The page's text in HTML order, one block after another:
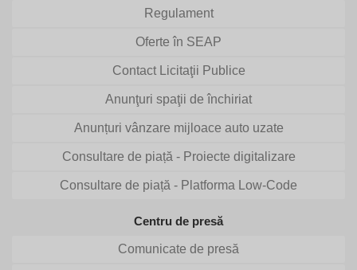
Regulament
Oferte în SEAP
Contact Licitaţii Publice
Anunţuri spaţii de închiriat
Anunțuri vânzare mijloace auto uzate
Consultare de piață - Proiecte digitalizare
Consultare de piață - Platforma Low-Code
Centru de presă
Comunicate de presă